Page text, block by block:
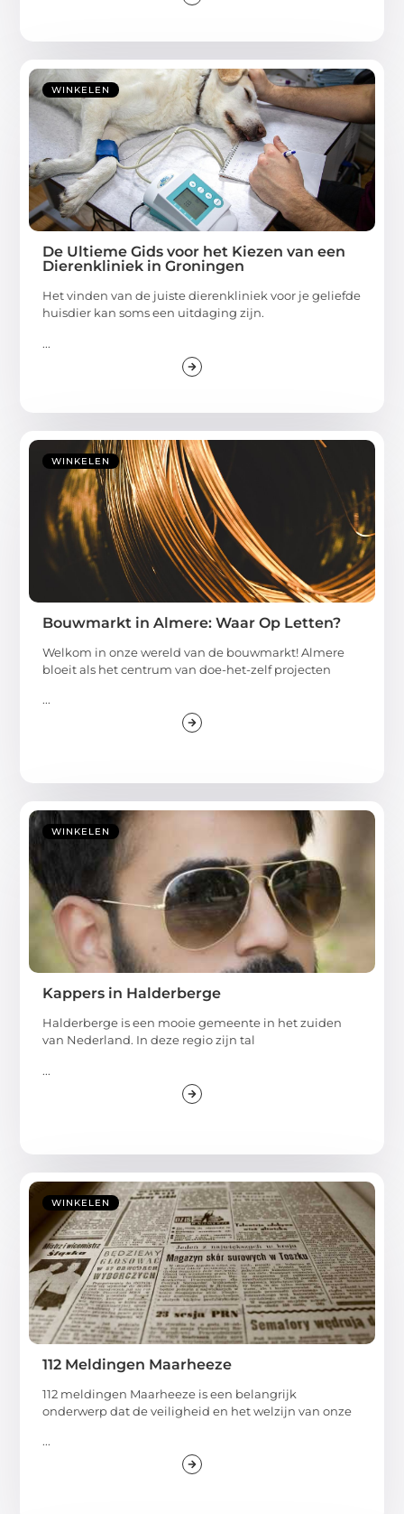
WINKELEN
De Ultieme Gids voor het Kiezen van een
Dierenkliniek in Groningen
Het vinden van de juiste dierenkliniek voor je geliefde
huisdier kan soms een uitdaging zijn.
...
WINKELEN
Bouwmarkt in Almere: Waar Op Letten?
Welkom in onze wereld van de bouwmarkt! Almere
bloeit als het centrum van doe-het-zelf projecten
...
WINKELEN
Kappers in Halderberge
Halderberge is een mooie gemeente in het zuiden
van Nederland. In deze regio zijn tal
...
WINKELEN
112 Meldingen Maarheeze
112 meldingen Maarheeze is een belangrijk
onderwerp dat de veiligheid en het welzijn van onze
...